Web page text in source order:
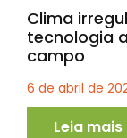
Clima
tecnologia
campo
6 de abril de
Leia mais